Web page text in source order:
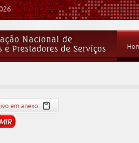
em anexo.